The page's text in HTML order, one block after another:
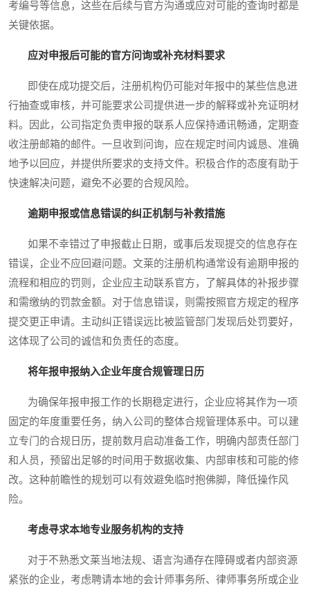
考编号等信息，这些在后续与官方沟通或应对可能的查询时都是
关键依据。
应对申报后可能的官方问询或补充材料要求
即使在成功提交后，注册机构仍可能对年报中的某些信息进
行抽查或审核，并可能要求公司提供进一步的解释或补充证明材
料。因此，公司指定负责申报的联系人应保持通讯畅通，定期查
收注册邮箱的邮件。一旦收到问询，应在规定时间内诚恳、准确
地予以回应，并提供所要求的支持文件。积极合作的态度有助于
快速解决问题，避免不必要的合规风险。
逾期申报或信息错误的纠正机制与补救措施
如果不幸错过了申报截止日期，或事后发现提交的信息存在
错误，企业不应回避问题。文莱的注册机构通常设有逾期申报的
流程和相应的罚则，企业应主动联系官方，了解具体的补报步骤
和需缴纳的罚款金额。对于信息错误，则需按照官方规定的程序
提交更正申请。主动纠正错误远比被监管部门发现后处罚要好，
这体现了公司的诚信和负责任的态度。
将年报申报纳入企业年度合规管理日历
为确保年报申报工作的长期稳定进行，企业应将其作为一项
固定的年度重要任务，纳入公司的整体合规管理体系中。可以建
立专门的合规日历，提前数月启动准备工作，明确内部责任部门
和人员，预留出足够的时间用于数据收集、内部审核和可能的修
改。这种前瞻性的规划可以有效避免临时抱佛脚，降低操作风
险。
考虑寻求本地专业服务机构的支持
对于不熟悉文莱当地法规、语言沟通存在障碍或者内部资源
紧张的企业，考虑聘请本地的会计师事务所、律师事务所或企业